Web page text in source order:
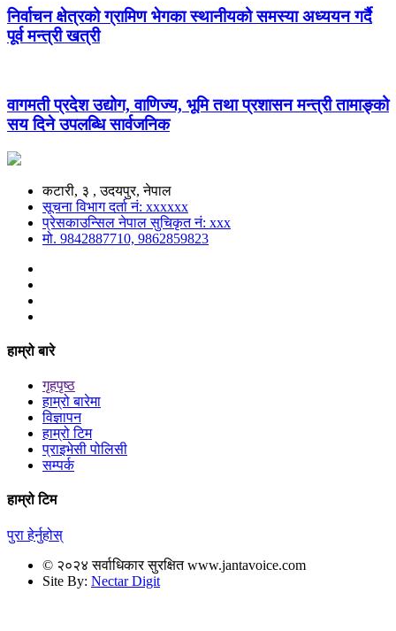
निर्वाचन क्षेत्रको ग्रामिण भेगका स्थानीयको समस्या अध्ययन गर्दै
पूर्व मन्त्री खत्री
वागमती प्रदेश उद्योग, वाणिज्य, भूमि तथा प्रशासन मन्त्री तामाङ्को
सय दिने उपलब्धि सार्वजनिक
कटारी, ३ , उदयपुर, नेपाल
सूचना विभाग दर्ता नं: xxxxxx
प्रेसकाउन्सिल नेपाल सुचिकृत नं: xxx
मो. 9842887710, 9862859823
हाम्रो बारे
गृहपृष्ठ
हाम्रो बारेमा
विज्ञापन
हाम्रो टिम
प्राइभेसी पोलिसी
सम्पर्क
हाम्रो टिम
पुरा हेर्नुहोस्
© २०२४ सर्वाधिकार सुरक्षित www.jantavoice.com
Site By: Nectar Digit